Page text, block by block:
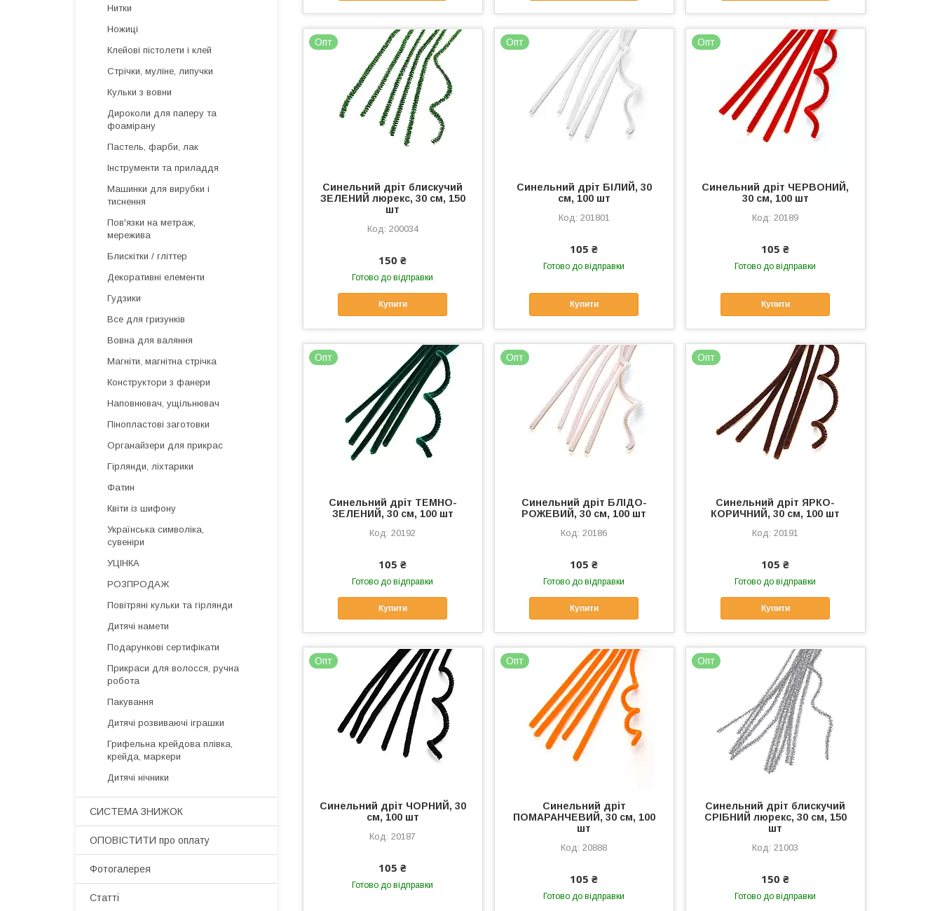
Опт
Синельний дріт блискучий
ЗЕЛЕНИЙ люрекс, 30 см, 150
шт
200034
150 ₴
Готово до відправки
Купити
Опт
Синельний дріт БІЛИЙ, 30
см, 100 шт
201801
105 ₴
Готово до відправки
Купити
Опт
Синельний дріт ЧЕРВОНИЙ,
30 см, 100 шт
20189
105 ₴
Готово до відправки
Купити
Опт
Синельний дріт ТЕМНО-
ЗЕЛЕНИЙ, 30 см, 100 шт
20192
105 ₴
Готово до відправки
Купити
Опт
Синельний дріт БЛІДО-
РОЖЕВИЙ, 30 см, 100 шт
20186
105 ₴
Готово до відправки
Купити
Опт
Синельний дріт ЯРКО-
КОРИЧНИЙ, 30 см, 100 шт
20191
105 ₴
Готово до відправки
Купити
Опт
Синельний дріт ЧОРНИЙ, 30
см, 100 шт
20187
105 ₴
Готово до відправки
Опт
Синельний дріт
ПОМАРАНЧЕВИЙ, 30 см, 100
шт
20888
105 ₴
Готово до відправки
Опт
Синельний дріт блискучий
СРІБНИЙ люрекс, 30 см, 150
шт
21003
150 ₴
Готово до відправки
Нитки
Ножиці
Клейові пістолети і клей
Стрічки, муліне, липучки
Кульки з вовни
Дироколи для паперу та
фоамірану
Пастель, фарби, лак
Інструменти та приладдя
Машинки для вирубки і
тиснення
Пов'язки на метраж,
мережива
Блискітки / гліттер
Декоративні елементи
Гудзики
Все для гризунків
Вовна для валяння
Магніти, магнітна стрічка
Конструктори з фанери
Наповнювач, ущільнювач
Пінопластові заготовки
Органайзери для прикрас
Гірлянди, ліхтарики
Фатин
Квіти із шифону
Українська символіка,
сувеніри
УЦІНКА
РОЗПРОДАЖ
Повітряні кульки та гірлянди
Дитячі намети
Подарункові сертифікати
Прикраси для волосся, ручна
робота
Пакування
Дитячі розвиваючі іграшки
Грифельна крейдова плівка,
крейда, маркери
Дитячі нічники
СИСТЕМА ЗНИЖОК
ОПОВІСТИТИ про оплату
Фотогалерея
Статті